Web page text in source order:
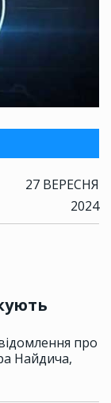
27 ВЕРЕСНЯ
2024
про
Найдича,